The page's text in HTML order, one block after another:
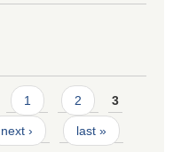
1 2 3
next › last »